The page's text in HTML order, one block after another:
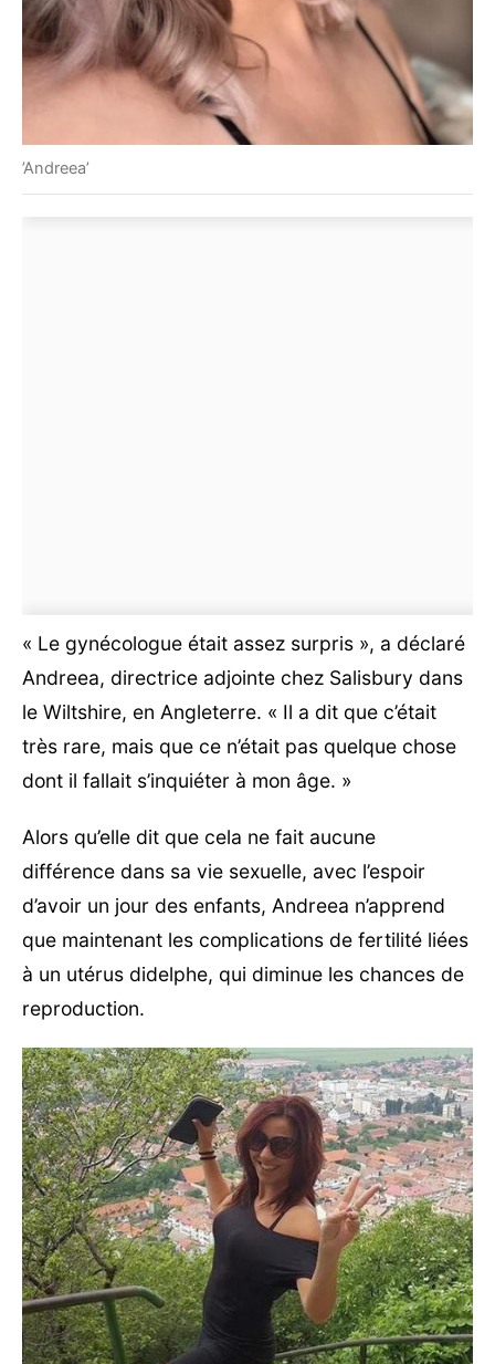
’Andreea’
« Le gynécologue était assez surpris », a déclaré
Andreea, directrice adjointe chez Salisbury dans
le Wiltshire, en Angleterre. « Il a dit que c’était
très rare, mais que ce n’était pas quelque chose
dont il fallait s’inquiéter à mon âge. »
Alors qu’elle dit que cela ne fait aucune
différence dans sa vie sexuelle, avec l’espoir
d’avoir un jour des enfants, Andreea n’apprend
que maintenant les complications de fertilité liées
à un utérus didelphe, qui diminue les chances de
reproduction.